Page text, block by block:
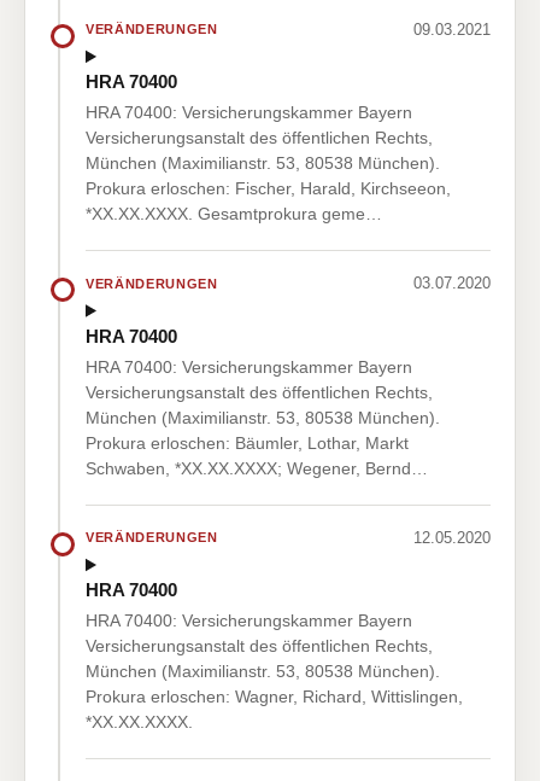
VERÄNDERUNGEN 09.03.2021
HRA 70400
HRA 70400: Versicherungskammer Bayern
Versicherungsanstalt des öffentlichen Rechts,
München (Maximilianstr. 53, 80538 München).
Prokura erloschen: Fischer, Harald, Kirchseeon,
*XX.XX.XXXX. Gesamtprokura geme…
VERÄNDERUNGEN 03.07.2020
HRA 70400
HRA 70400: Versicherungskammer Bayern
Versicherungsanstalt des öffentlichen Rechts,
München (Maximilianstr. 53, 80538 München).
Prokura erloschen: Bäumler, Lothar, Markt
Schwaben, *XX.XX.XXXX; Wegener, Bernd…
VERÄNDERUNGEN 12.05.2020
HRA 70400
HRA 70400: Versicherungskammer Bayern
Versicherungsanstalt des öffentlichen Rechts,
München (Maximilianstr. 53, 80538 München).
Prokura erloschen: Wagner, Richard, Wittislingen,
*XX.XX.XXXX.